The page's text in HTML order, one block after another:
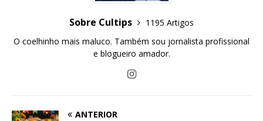
Sobre Cultips
1195 Artigos
O coelhinho mais maluco. Também sou jornalista profissional
e blogueiro amador.
ANTERIOR